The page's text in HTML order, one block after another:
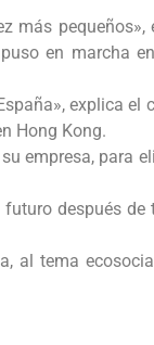
más
en marcha
explica
Hong Kong.
empresa, para
después
al tema